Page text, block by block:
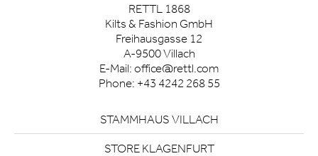
RETTL 1868
Kilts & Fashion GmbH
Freihausgasse 12
A-9500 Villach
E-Mail: office@rettl.com
Phone: +43 4242 268 55
STAMMHAUS VILLACH
STORE KLAGENFURT